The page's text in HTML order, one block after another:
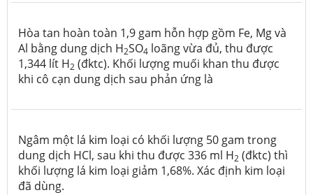
Hòa tan hoàn toàn 1,9 gam hỗn hợp gồm Fe, Mg và
Al bằng dung dịch H2SO4 loãng vừa đủ, thu được
1,344 lít H2 (đktc). Khối lượng muối khan thu được
khi cô cạn dung dịch sau phản ứng là
Ngâm một lá kim loại có khối lượng 50 gam trong
dung dịch HCl, sau khi thu được 336 ml H2 (đktc) thì
khối lượng lá kim loại giảm 1,68%. Xác định kim loại
đã dùng.